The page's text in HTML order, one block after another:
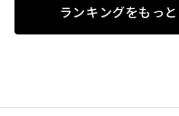
ランキングをもっ